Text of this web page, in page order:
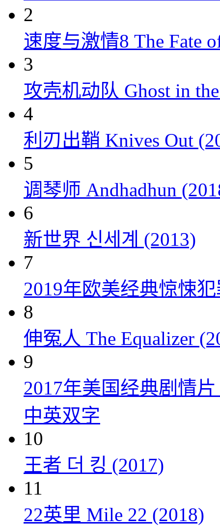
2
速度与激情8 The Fate
3
攻壳机动队 Ghost in
4
利刃出鞘 Knives Out
5
调琴师 Andhadhun
6
新世界 신세계 (2013)
7
2019年欧美经典惊悚
8
伸冤人 The Equalizer
9
2017年美国经典剧情
中英双字
10
王者 더 킹 (2017)
11
22英里 Mile 22 (2018)